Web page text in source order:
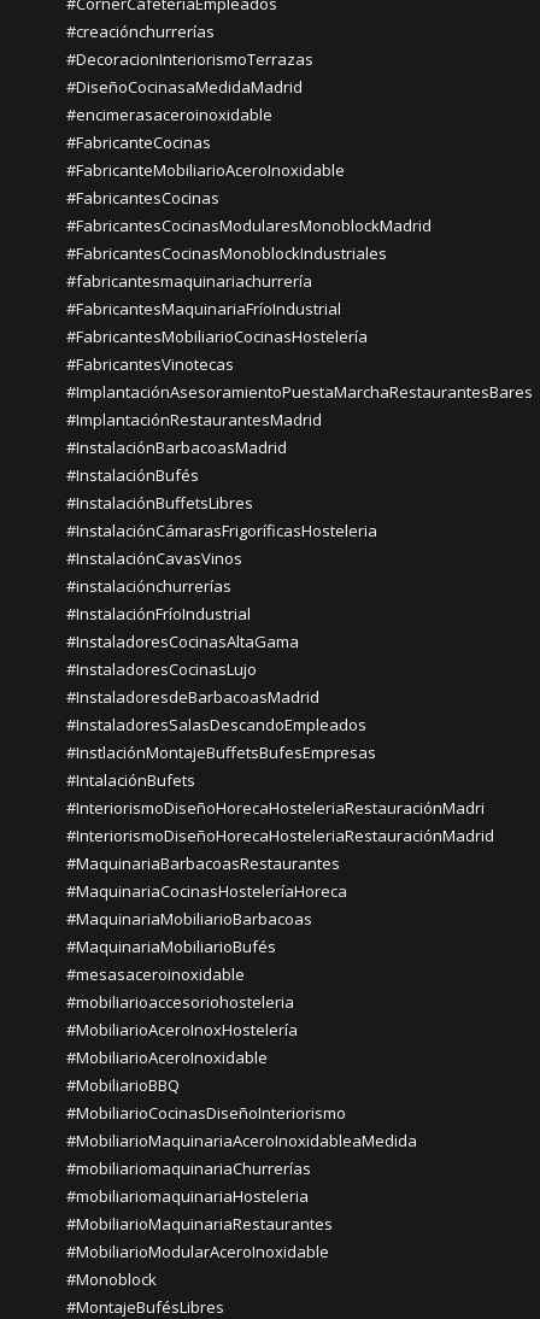
#creaciónchurrerías
#DecoracionInteriorismoTerrazas
#DiseñoCocinasaMedidaMadrid
#encimerasaceroinoxidable
#FabricanteCocinas
#FabricanteMobiliarioAceroInoxidable
#FabricantesCocinas
#FabricantesCocinasModularesMonoblockMadrid
#FabricantesCocinasMonoblockIndustriales
#fabricantesmaquinariachurrería
#FabricantesMaquinariaFríoIndustrial
#FabricantesMobiliarioCocinasHostelería
#FabricantesVinotecas
#ImplantaciónAsesoramientoPuestaMarchaRestaurantesBares
#ImplantaciónRestaurantesMadrid
#InstalaciónBarbacoasMadrid
#InstalaciónBufés
#InstalaciónBuffetsLibres
#InstalaciónCámarasFrigoríficasHosteleria
#InstalaciónCavasVinos
#instalaciónchurrerías
#InstalaciónFríoIndustrial
#InstaladoresCocinasAltaGama
#InstaladoresCocinasLujo
#InstaladoresdeBarbacoasMadrid
#InstaladoresSalasDescandoEmpleados
#InstlaciónMontajeBuffetsBufesEmpresas
#IntalaciónBufets
#InteriorismoDiseñoHorecaHosteleriaRestauraciónMadri
#InteriorismoDiseñoHorecaHosteleriaRestauraciónMadrid
#MaquinariaBarbacoasRestaurantes
#MaquinariaCocinasHosteleríaHoreca
#MaquinariaMobiliarioBarbacoas
#MaquinariaMobiliarioBufés
#mesasaceroinoxidable
#mobiliarioaccesoriohosteleria
#MobiliarioAceroInoxHostelería
#MobiliarioAceroInoxidable
#MobiliarioBBQ
#MobiliarioCocinasDiseñoInteriorismo
#MobiliarioMaquinariaAceroInoxidableaMedida
#mobiliariomaquinariaChurrerías
#mobiliariomaquinariaHosteleria
#MobiliarioMaquinariaRestaurantes
#MobiliarioModularAceroInoxidable
#Monoblock
#MontajeBufésLibres